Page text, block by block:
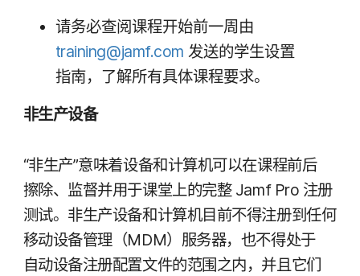
请务​必查阅课程​开始​前​一​周由
training@jamf.com 发送​的​学生​设置​
指南，​了解​所有​具体​课程​要求。
非​生产​设备
“非​生产”​意味​着​设备​和​计算​机​可以​在​课程​前​后​
擦除、​监督​并​用于​课堂​上​的​完整Jamf Pro 注​册​
测试。​非​生产​设备​和​计算​机​目前​不​得注册​到​任何​
移动​设备​管理​（MDM）​服务器，​也​不​得​处于​
自动​设备​注册​配置​文件​的​范围​之​内，​并且​它们​